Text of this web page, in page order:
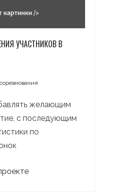
УЧАСТНИКОВ В
соревнования
желающим
с последующим
по